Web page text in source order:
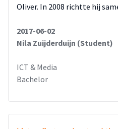
Oliver. In 2008 richtte hij
2017-06-02
Nila Zuijderduijn (Student)
ICT & Media
Bachelor